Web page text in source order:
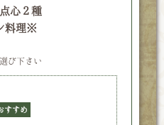
心２種
料理※
び下さい
すすめ